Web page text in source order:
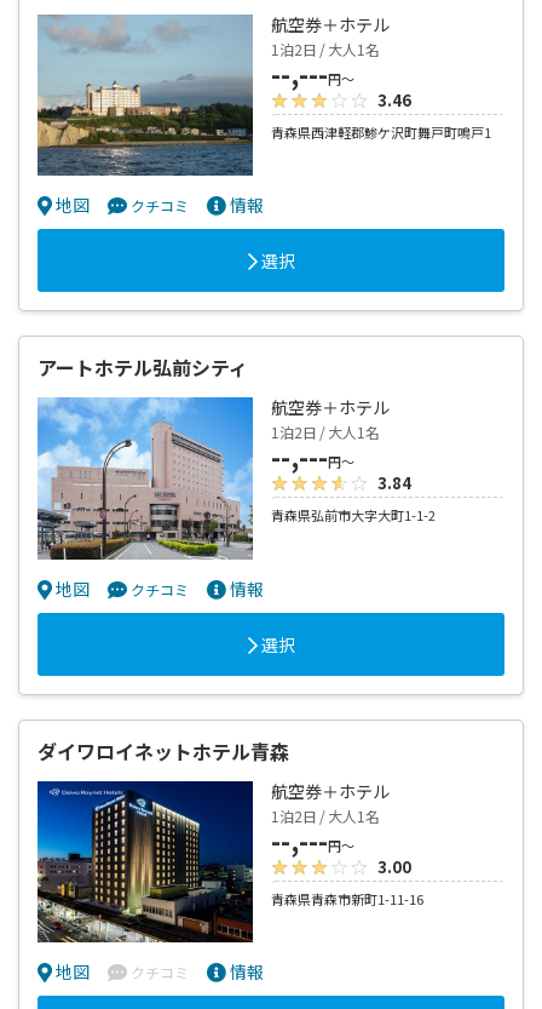
航空券＋ホテル
1泊2日 / 大人1名
--,---円～
3.46
青森県西津軽郡鯵ケ沢町舞戸町鳴戸1
地図 クチコミ 情報
選択
アートホテル弘前シティ
航空券＋ホテル
1泊2日 / 大人1名
--,---円～
3.84
青森県弘前市大字大町1-1-2
地図 クチコミ 情報
選択
ダイワロイネットホテル青森
航空券＋ホテル
1泊2日 / 大人1名
--,---円～
3.00
青森県青森市新町1-11-16
地図 クチコミ 情報